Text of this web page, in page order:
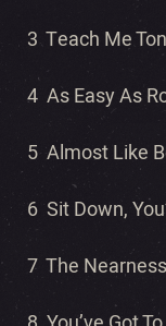
3 Teach Me
4 As Easy As
5 Almost Like
6 Sit Down,
7 The